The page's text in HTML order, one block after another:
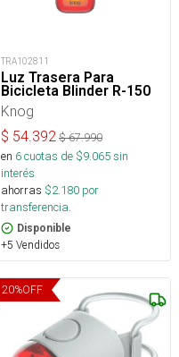
TRA102811
Luz Trasera Para
Bicicleta Blinder R-150
Knog
$ 54.392 $67.990
en 6cuotas de $9.065sin
interés
ahorras $2.180 por
transferencia.
Disponible
+5 Vendidos
20%OFF